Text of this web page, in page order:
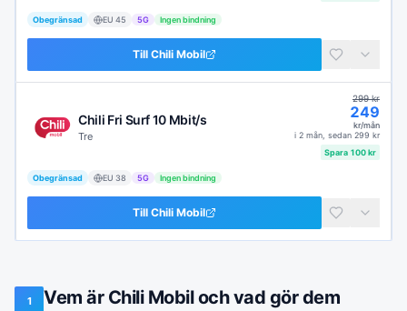
Obegränsad EU 45 5G Ingen bindning
Till Chili Mobil
Chili Fri Surf 10 Mbit/s
Tre
299kr
249
kr/mån
i 2 mån , sedan 299 kr
Spara 100kr
Obegränsad EU 38 5G Ingen bindning
Till Chili Mobil
1
Vem är Chili Mobil och vad gör dem